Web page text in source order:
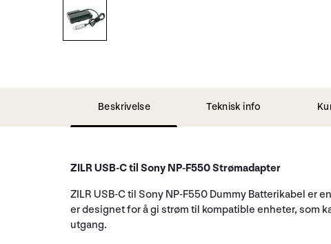
Beskrivelse Teknisk info
ZILR USB-C til Sony NP-F550 Strømadapter
ZILR USB-C til Sony NP-F550 Dummy Batterikabel er
er designet for å gi strøm til kompatible enheter, som
utgang.